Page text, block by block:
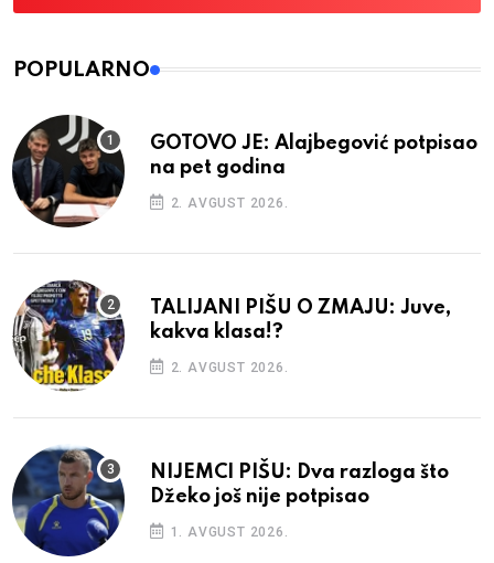
POPULARNO
GOTOVO JE: Alajbegović potpisao
na pet godina
2. AVGUST 2026.
TALIJANI PIŠU O ZMAJU: Juve,
kakva klasa!?
2. AVGUST 2026.
NIJEMCI PIŠU: Dva razloga što
Džeko još nije potpisao
1. AVGUST 2026.